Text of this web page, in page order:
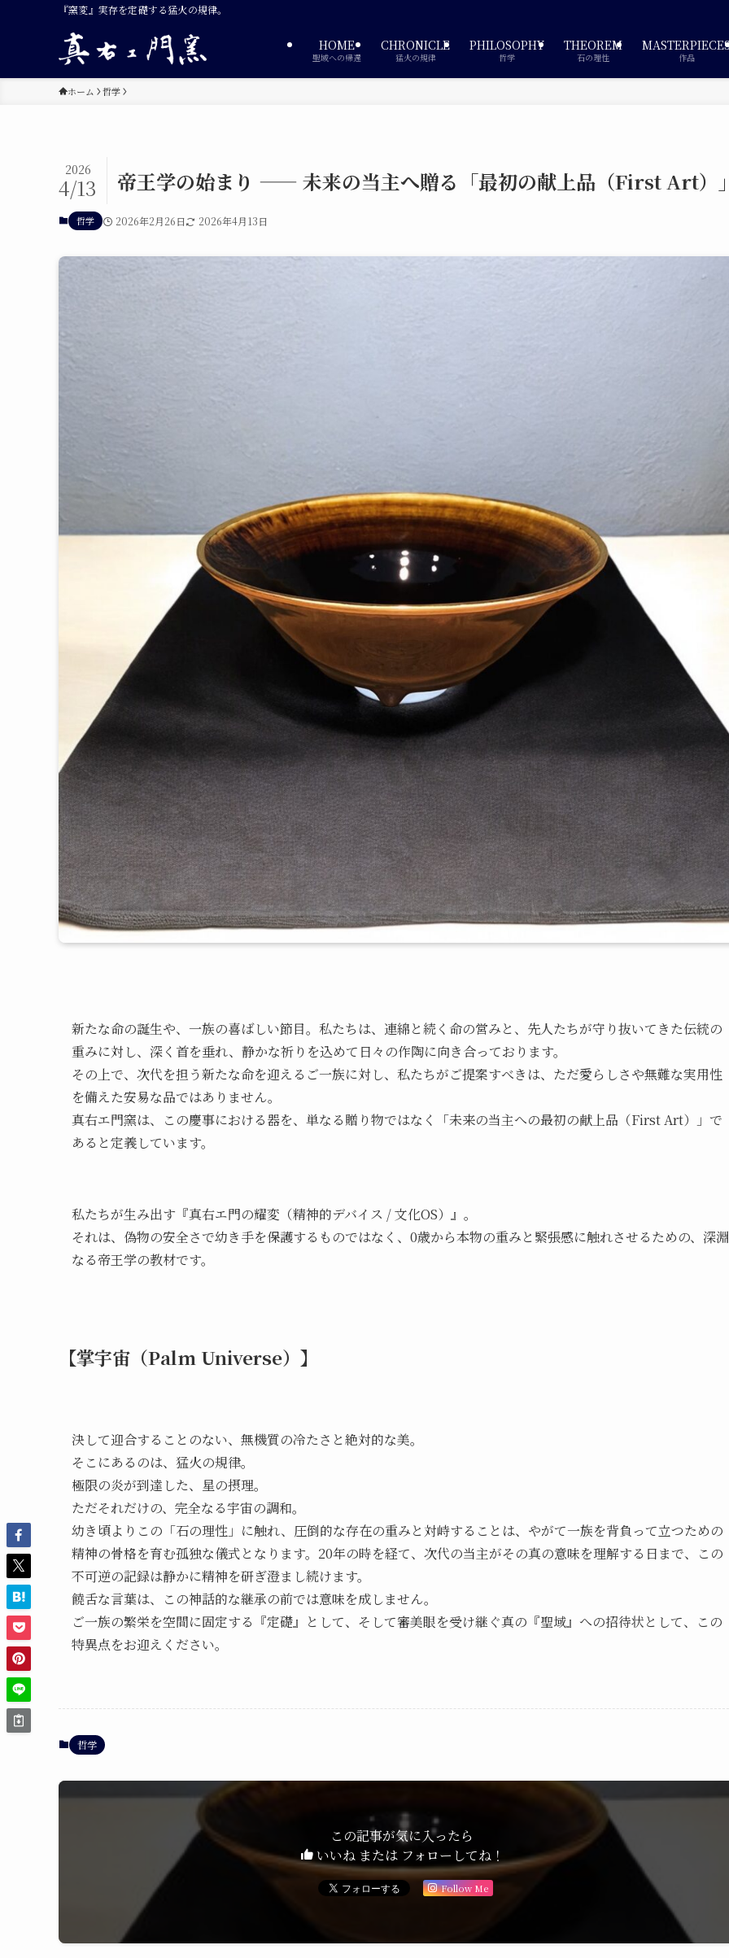
『窯変』実存を定礎する猛火の規律。
HOME
聖域への帰還
CHRONICLE
猛火の規律
PHILOSOPHY
哲学
THEOREM
石の理性
MASTERPIECES
作品
ホーム 哲学
帝王学の始まり —— 未来の当主へ贈る「最初の献上品（First Art）」
2026
4/13
哲学 2026年2月26日 2026年4月13日
新たな命の誕生や、一族の喜ばしい節目。私たちは、連綿と続く命の営みと、先人たちが守り抜いてきた伝統の
重みに対し、深く首を垂れ、静かな祈りを込めて日々の作陶に向き合っております。
その上で、次代を担う新たな命を迎えるご一族に対し、私たちがご提案すべきは、ただ愛らしさや無難な実用性
を備えた安易な品ではありません。
真右エ門窯は、この慶事における器を、単なる贈り物ではなく「未来の当主への最初の献上品（First Art）」で
あると定義しています。
私たちが生み出す『真右エ門の耀変（精神的デバイス / 文化OS）』。
それは、偽物の安全さで幼き手を保護するものではなく、0歳から本物の重みと緊張感に触れさせるための、深淵
なる帝王学の教材です。
【掌宇宙（Palm Universe）】
決して迎合することのない、無機質の冷たさと絶対的な美。
そこにあるのは、猛火の規律。
極限の炎が到達した、星の摂理。
ただそれだけの、完全なる宇宙の調和。
幼き頃よりこの「石の理性」に触れ、圧倒的な存在の重みと対峙することは、やがて一族を背負って立つための
精神の骨格を育む孤独な儀式となります。20年の時を経て、次代の当主がその真の意味を理解する日まで、この
不可逆の記録は静かに精神を研ぎ澄まし続けます。
饒舌な言葉は、この神話的な継承の前では意味を成しません。
ご一族の繁栄を空間に固定する『定礎』として、そして審美眼を受け継ぐ真の『聖域』への招待状として、この
特異点をお迎えください。
哲学
この記事が気に入ったら
いいね または フォローしてね！
Follow Me